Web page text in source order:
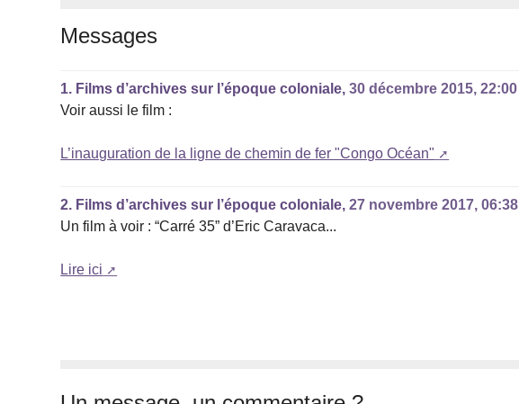
Messages
1. Films d’archives sur l’époque coloniale,30 décembre 2015, 22:00
Voir aussi le film :
L’inauguration de la ligne de chemin de fer "Congo Océan"
2. Films d’archives sur l’époque coloniale,27 novembre 2017, 06:38
Un film à voir : “Carré 35” d’Eric Caravaca...
Lire ici